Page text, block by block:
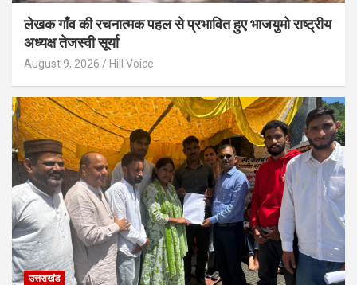
लेखक गाँव की रचनात्मक पहल से प्रभावित हुए भाजयुमो राष्ट्रीय
अध्यक्ष तेजस्वी सूर्या
August 9, 2026 Hill Voice
उत्तराखंड